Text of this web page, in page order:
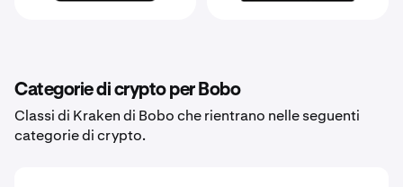
Categorie di crypto per Bobo
Classi di Kraken di Bobo che rientrano nelle seguenti
categorie di crypto.